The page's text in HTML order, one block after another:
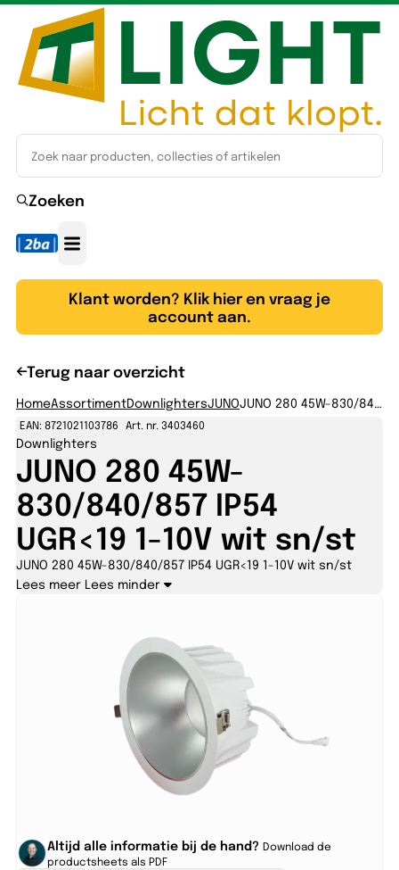
Zoeken
Klant worden? Klik hier en vraag je
account aan.
Terug naar overzicht
HomeAssortimentDownlightersJUNOJUNO 280 45W-830/840/857 IP54 UGR
EAN: 8721021103786 Art. nr. 3403460
Downlighters
JUNO 280 45W-
830/840/857 IP54
UGR<19 1-10V wit sn/st
JUNO 280 45W-830/840/857 IP54 UGR<19 1-10V wit sn/st
Lees meer Lees minder
Altijd alle informatie bij de hand? Download de
productsheets als PDF